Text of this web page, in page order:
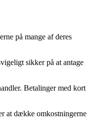
på mange af deres
sikker på at antage
Betalinger med kort
at dække omkostningerne